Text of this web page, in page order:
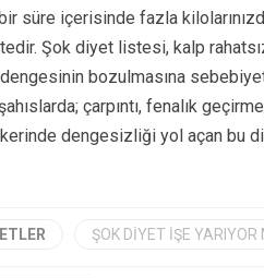
süre içerisinde fazla
Şok diyet listesi, kalp
bozulmasına
çarpıntı, fenalık
dengesizliği yol açan bu
ŞOK DIYET IŞE YARIYOR